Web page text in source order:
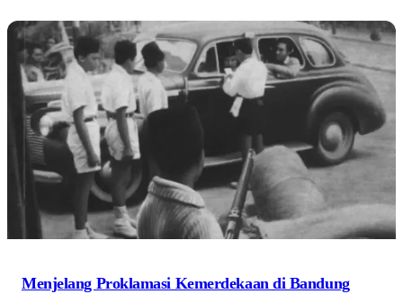
Menjelang Proklamasi Kemerdekaan di Bandung